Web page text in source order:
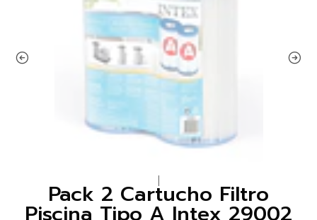
Pack 2 Cartucho Filtro
Piscina Tipo A Intex 29002